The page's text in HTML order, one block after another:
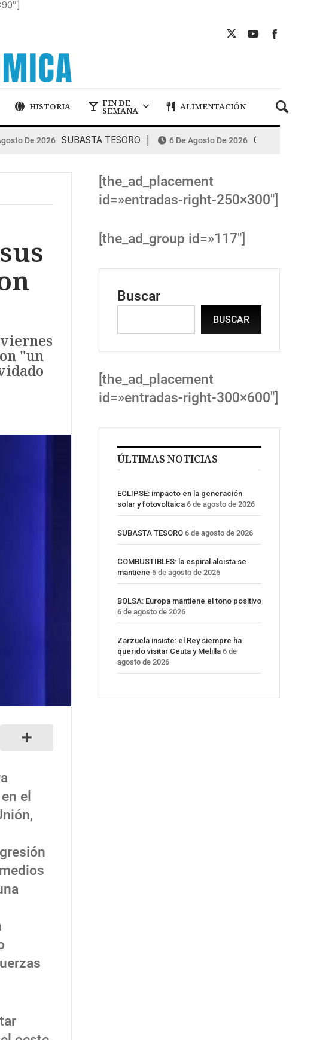
HISTORIA FIN DE
SEMANA ALIMENTACIÓN
De 2026 SUBASTA TESORO 6 De Agosto De 2026 COMBUSTIBLES: la
"un
el
[the_ad_placement
id=»entradas-right-250×300″]
[the_ad_group id=»117″]
Buscar
BUSCAR
[the_ad_placement
id=»entradas-right-300×600″]
ÚLTIMAS NOTICIAS
ECLIPSE: impacto en la generación
solar y fotovoltaica 6 de agosto de 2026
SUBASTA TESORO 6 de agosto de 2026
COMBUSTIBLES: la espiral alcista se
mantiene 6 de agosto de 2026
BOLSA: Europa mantiene el tono positivo
6 de agosto de 2026
Zarzuela insiste: el Rey siempre ha
querido visitar Ceuta y Melilla 6 de
agosto de 2026